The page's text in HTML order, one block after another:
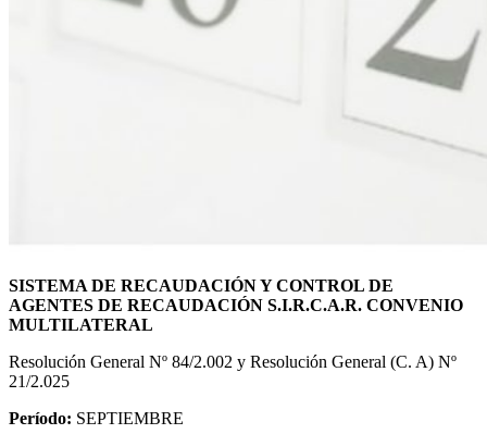
SISTEMA DE RECAUDACIÓN Y CONTROL DE
AGENTES DE RECAUDACIÓN S.I.R.C.A.R. CONVENIO
MULTILATERAL
Resolución General Nº 84/2.002 y Resolución General (C. A) Nº
21/2.025
Período: SEPTIEMBRE